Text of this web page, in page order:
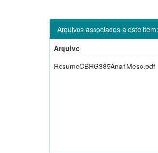
Arquivos associados a este item:
Arquivo
ResumoCBRG385Ana1Meso.pdf